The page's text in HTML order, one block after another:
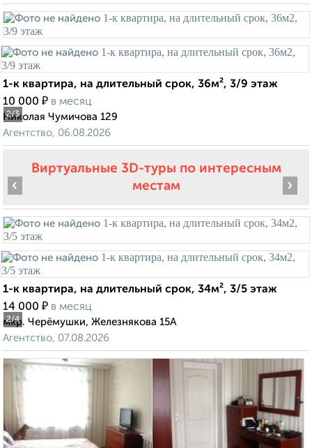
2/3
1-к квартира, на длительный срок, 36м², 3/9 этаж
10 000 ₽ в месяц
Николая Чумичова 129
Агентство, 06.08.2026
Виртуальные 3D-туры по интересным
местам
2/4
‹ ›
1-к квартира, на длительный срок, 34м², 3/5 этаж
14 000 ₽ в месяц
мкр. Черёмушки, Железнякова 15А
Агентство, 07.08.2026